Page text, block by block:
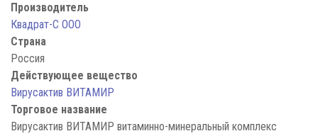
Производитель
Квадрат-С ООО
Страна
Россия
Действующее вещество
Вирусактив ВИТАМИР
Торговое название
Вирусактив ВИТАМИР витаминно-минеральный комплекс